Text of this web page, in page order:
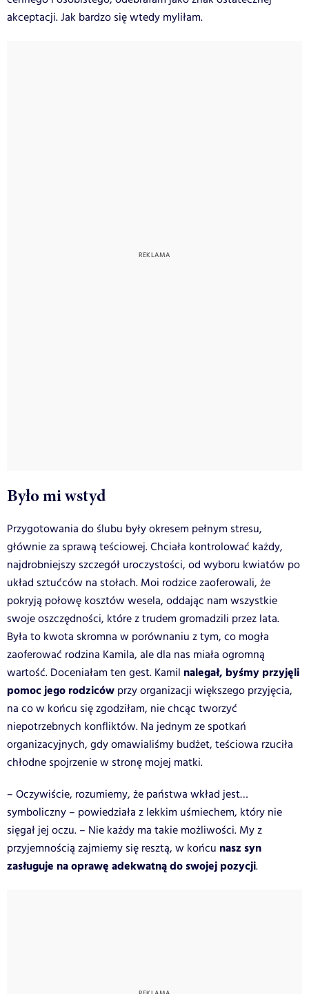
akceptacji. Jak bardzo się wtedy myliłam.
Było mi wstyd
Przygotowania do ślubu były okresem pełnym stresu,
głównie za sprawą teściowej. Chciała kontrolować każdy,
najdrobniejszy szczegół uroczystości, od wyboru kwiatów po
układ sztućców na stołach. Moi rodzice zaoferowali, że
pokryją połowę kosztów wesela, oddając nam wszystkie
swoje oszczędności, które z trudem gromadzili przez lata.
Była to kwota skromna w porównaniu z tym, co mogła
zaoferować rodzina Kamila, ale dla nas miała ogromną
wartość. Doceniałam ten gest. Kamil nalegał, byśmy przyjęli
pomoc jego rodziców przy organizacji większego przyjęcia,
na co w końcu się zgodziłam, nie chcąc tworzyć
niepotrzebnych konfliktów. Na jednym ze spotkań
organizacyjnych, gdy omawialiśmy budżet, teściowa rzuciła
chłodne spojrzenie w stronę mojej matki.
– Oczywiście, rozumiemy, że państwa wkład jest…
symboliczny – powiedziała z lekkim uśmiechem, który nie
sięgał jej oczu. – Nie każdy ma takie możliwości. My z
przyjemnością zajmiemy się resztą, w końcu nasz syn
zasługuje na oprawę adekwatną do swojej pozycji.